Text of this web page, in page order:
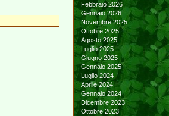
Febbraio 2026
Gennaio 2026
Novembre 2025
Ottobre 2025
Agosto 2025
Luglio 2025
Giugno 2025
Gennaio 2025
Luglio 2024
Aprile 2024
Gennaio 2024
Dicembre 2023
Ottobre 2023